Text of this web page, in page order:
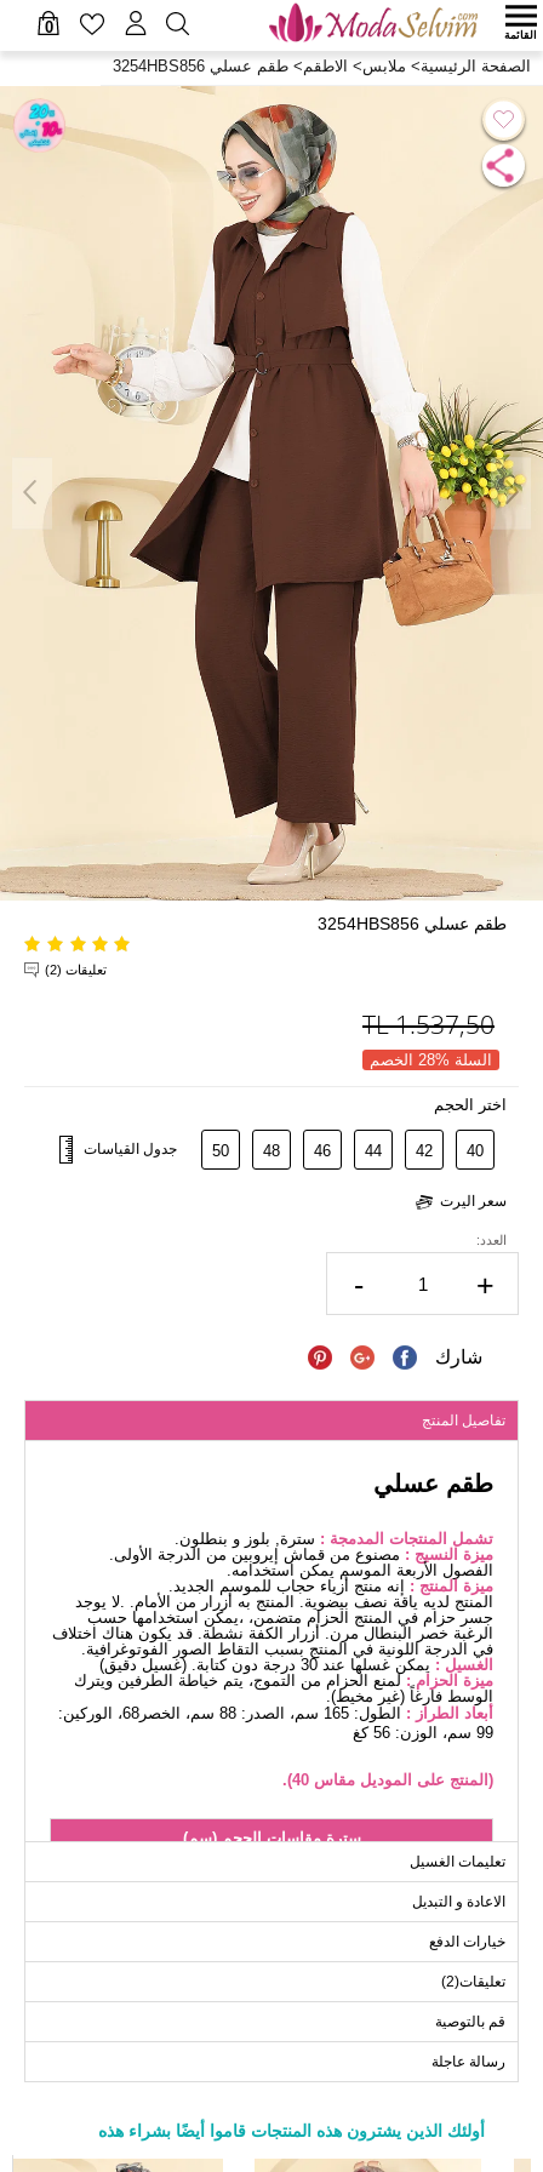
0 القائمة
الصفحة الرئيسية> ملابس> الاطقم> طقم عسلي 3254HBS856
طقم عسلي 3254HBS856
تعليقات (2)
1.537,50
TL
السلة %28 الخصم
اختر الحجم
40
42
44
46
48
50 جدول القياسات
سعر اليرت
العدد:
- +
شارك
تفاصيل المنتج
طقم عسلي
تشمل المنتجات المدمجة : سترة, بلوز و بنطلون.
ميزة النسيج : مصنوع من قماش إيروبين من الدرجة الأولى.
الفصول الأربعة الموسم يمكن استخدامه.
ميزة المنتج : إنه منتج أزياء حجاب للموسم الجديد.
المنتج لديه ياقة نصف بيضوية. المنتج به أزرار من الأمام. .لا يوجد
جسر حزام في المنتج الحزام متضمن، ،يمكن استخدامها حسب
الرغبة خصر البنطال مرن. أزرار الكفة نشطة. قد يكون هناك اختلاف
في الدرجة اللونية في المنتج بسبب التقاط الصور الفوتوغرافية.
الغسيل : يمكن غسلها عند 30 درجة دون كتابة. (غسيل دقيق)
ميزة الحزام : لمنع الحزام من التموج، يتم خياطة الطرفين ويترك
الوسط فارغاً (غير مخيط).
أبعاد الطراز :
الطول: 165 سم، الصدر: 88 سم، الخصر68، الوركين:
99 سم، الوزن: 56 كغ
(المنتج على الموديل مقاس 40).
سترة مقاسات الحجم (سم)
الحجم
40
44
112
83
46
116
83
بلوز مقاسات الحجم (سم)
تعليمات الغسيل
الاعادة و التبديل
خيارات الدفع
تعليقات(2)
قم بالتوصية
رسالة عاجلة
أولئك الذين يشترون هذه المنتجات قاموا أيضًا بشراء هذه
a>